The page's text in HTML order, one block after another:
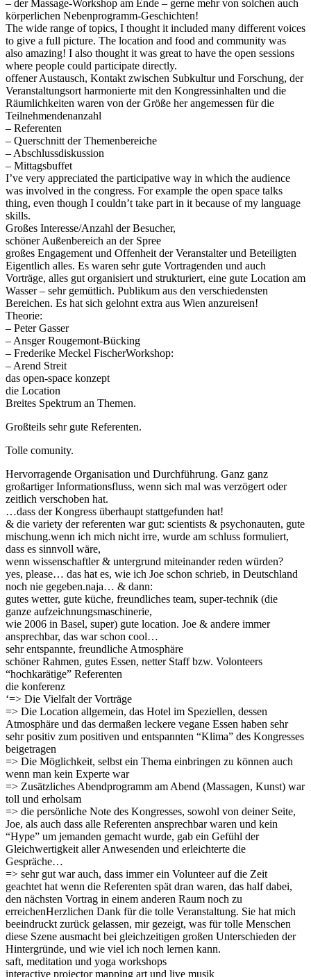
– der Massage-Workshop am Ende – gerne mehr von solchen auch
körperlichen Nebenprogramm-Geschichten!
The wide range of topics, I thought it included many different voices
to give a full picture. The location and food and community was
also amazing! I also thought it was great to have the open sessions
where people could participate directly.
offener Austausch, Kontakt zwischen Subkultur und Forschung, der
Veranstaltungsort harmonierte mit den Kongressinhalten und die
Räumlichkeiten waren von der Größe her angemessen für die
Teilnehmendenanzahl
– Referenten
– Querschnitt der Themenbereiche
– Abschlussdiskussion
– Mittagsbuffet
I’ve very appreciated the participative way in which the audience
was involved in the congress. For example the open space talks
thing, even though I couldn’t take part in it because of my language
skills.
Großes Interesse/Anzahl der Besucher,
schöner Außenbereich an der Spree
großes Engagement und Offenheit der Veranstalter und Beteiligten
Eigentlich alles. Es waren sehr gute Vortragenden und auch
Vorträge, alles gut organisiert und strukturiert, eine gute Location am
Wasser – sehr gemütlich. Publikum aus den verschiedensten
Bereichen. Es hat sich gelohnt extra aus Wien anzureisen!
Theorie:
– Peter Gasser
– Ansger Rougemont-Bücking
– Frederike Meckel FischerWorkshop:
– Arend Streit
das open-space konzept
die Location
Breites Spektrum an Themen.
Großteils sehr gute Referenten.
Tolle comunity.
Hervorragende Organisation und Durchführung. Ganz ganz
großartiger Informationsfluss, wenn sich mal was verzögert oder
zeitlich verschoben hat.
…dass der Kongress überhaupt stattgefunden hat!
& die variety der referenten war gut: scientists & psychonauten, gute
mischung.wenn ich mich nicht irre, wurde am schluss formuliert,
dass es sinnvoll wäre,
wenn wissenschaftler & untergrund miteinander reden würden?
yes, please… das hat es, wie ich Joe schon schrieb, in Deutschland
noch nie gegeben.naja… & dann:
gutes wetter, gute küche, freundliches team, super-technik (die
ganze aufzeichnungsmaschinerie,
wie 2006 in Basel, super) gute location. Joe & andere immer
ansprechbar, das war schon cool…
sehr entspannte, freundliche Atmosphäre
schöner Rahmen, gutes Essen, netter Staff bzw. Volonteers
“hochkarätige” Referenten
die konferenz
‘=> Die Vielfalt der Vorträge
=> Die Location allgemein, das Hotel im Speziellen, dessen
Atmosphäre und das dermaßen leckere vegane Essen haben sehr
sehr positiv zum positiven und entspannten “Klima” des Kongresses
beigetragen
=> Die Möglichkeit, selbst ein Thema einbringen zu können auch
wenn man kein Experte war
=> Zusätzliches Abendprogramm am Abend (Massagen, Kunst) war
toll und erholsam
=> die persönliche Note des Kongresses, sowohl von deiner Seite,
Joe, als auch dass alle Referenten ansprechbar waren und kein
“Hype” um jemanden gemacht wurde, gab ein Gefühl der
Gleichwertigkeit aller Anwesenden und erleichterte die
Gespräche…
=> sehr gut war auch, dass immer ein Volunteer auf die Zeit
geachtet hat wenn die Referenten spät dran waren, das half dabei,
den nächsten Vortrag in einem anderen Raum noch zu
erreichenHerzlichen Dank für die tolle Veranstaltung. Sie hat mich
beeindruckt zurück gelassen, mir gezeigt, was für tolle Menschen
diese Szene ausmacht bei gleichzeitigen großen Unterschieden der
Hintergründe, und wie viel ich noch lernen kann.
saft, meditation und yoga workshops
interactive projector mapping art und live musik